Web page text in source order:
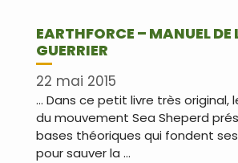
EARTHFORCE – MANUEL DE
GUERRIER
22 mai 2015
… Dans ce petit livre très original,
du mouvement Sea Sheperd
bases théoriques qui fondent
pour sauver la …